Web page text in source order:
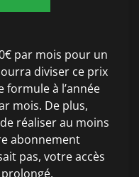
par mois pour un
diviser ce prix
à l’année
mois. De plus,
réaliser au moins
abonnement
pas, votre accès